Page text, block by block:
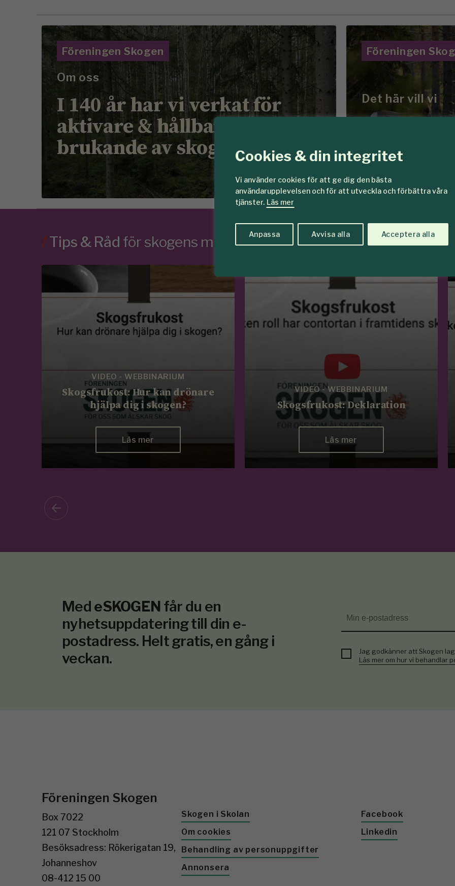
Cookies & din integritet
Vi använder cookies för att ge dig den bästa
användarupplevelsen och för att utveckla och förbättra våra
tjänster. Läs mer
Anpassa Avvisa alla Acceptera alla
Föreningen Skogen
Om oss
I 140 år har vi verkat för
aktivare & hållbarare
brukande av skogen
Föreningen
Det här vill vi
skogar
/ Tips & Råd för skogens medlemmar
VIDEO - WEBBINARIUM
Skogsfrukost: Hur kan drönare
hjälpa dig i skogen?
Läs mer
VIDEO - WEBBINARIUM
Skogsfrukost: Deklaration
Läs mer
Med eSKOGEN får du en
nyhetsuppdatering till din e-
postadress. Helt gratis, en gång i
veckan.
Jag godkänner att Skogen
Läs mer om hur vi behandlar
Föreningen Skogen
Box 7022
121 07 Stockholm
Besöksadress: Rökerigatan 19,
Johanneshov
08-412 15 00
Skogen i Skolan
Om cookies
Behandling av personuppgifter
Annonsera
Facebook
Linkedin